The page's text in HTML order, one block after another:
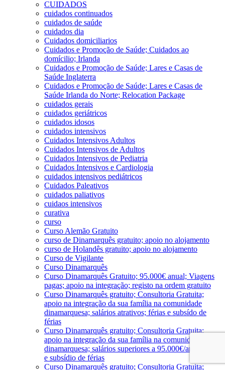
CUIDADOS
cuidados continuados
cuidados de saúde
cuidados dia
Cuidados domiciliarios
Cuidados e Promoção de Saúde; Cuidados ao
domícilio; Irlanda
Cuidados e Promoção de Saúde; Lares e Casas de
Saúde Inglaterra
Cuidados e Promoção de Saúde; Lares e Casas de
Saúde Irlanda do Norte; Relocation Package
cuidados gerais
cuidados geriátricos
cuidados idosos
cuidados intensivos
Cuidados Intensivos Adultos
Cuidados Intensivos de Adultos
Cuidados Intensivos de Pediatria
Cuidados Intensivos e Cardiologia
cuidados intensivos pediátricos
Cuidados Paleativos
cuidados paliativos
cuidaos intensivos
curativa
curso
Curso Alemão Gratuito
curso de Dinamarquês gratuito; apoio no alojamento
curso de Holandês gratuito; apoio no alojamento
Curso de Vigilante
Curso Dinamarquês
Curso Dinamarquês Gratuito; 95.000€ anual; Viagens
pagas; apoio na integração; registo na ordem gratuito
Curso Dinamarquês gratuito; Consultoria Gratuita;
apoio na integração da sua família na comunidade
dinamarquesa; salários atrativos; férias e subsído de
férias
Curso Dinamarquês gratuito; Consultoria Gratuita;
apoio na integração da sua família na comunidade
dinamarquesa; salários superiores a 95.000€/ano; férias
e subsídio de férias
Curso Dinamarquês gratuito; Consultoria Gratuita;